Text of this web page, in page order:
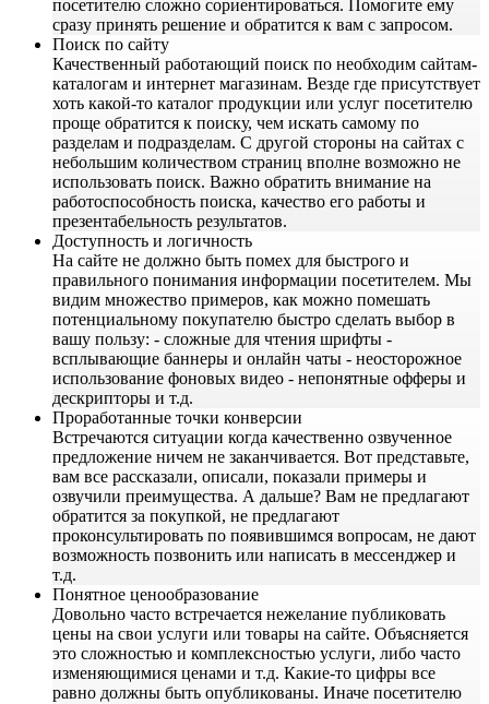
посетителю сложно сориентироваться. Помогите ему
сразу принять решение и обратится к вам с запросом.
Поиск по сайту
Качественный работающий поиск по необходим сайтам-
каталогам и интернет магазинам. Везде где присутствует
хоть какой-то каталог продукции или услуг посетителю
проще обратится к поиску, чем искать самому по
разделам и подразделам. С другой стороны на сайтах с
небольшим количеством страниц вполне возможно не
использовать поиск. Важно обратить внимание на
работоспособность поиска, качество его работы и
презентабельность результатов.
Доступность и логичность
На сайте не должно быть помех для быстрого и
правильного понимания информации посетителем. Мы
видим множество примеров, как можно помешать
потенциальному покупателю быстро сделать выбор в
вашу пользу: - сложные для чтения шрифты -
всплывающие баннеры и онлайн чаты - неосторожное
использование фоновых видео - непонятные офферы и
дескрипторы и т.д.
Проработанные точки конверсии
Встречаются ситуации когда качественно озвученное
предложение ничем не заканчивается. Вот представьте,
вам все рассказали, описали, показали примеры и
озвучили преимущества. А дальше? Вам не предлагают
обратится за покупкой, не предлагают
проконсультировать по появившимся вопросам, не дают
возможность позвонить или написать в мессенджер и
т.д.
Понятное ценообразование
Довольно часто встречается нежелание публиковать
цены на свои услуги или товары на сайте. Объясняется
это сложностью и комплексностью услуги, либо часто
изменяющимися ценами и т.д. Какие-то цифры все
равно должны быть опубликованы. Иначе посетителю